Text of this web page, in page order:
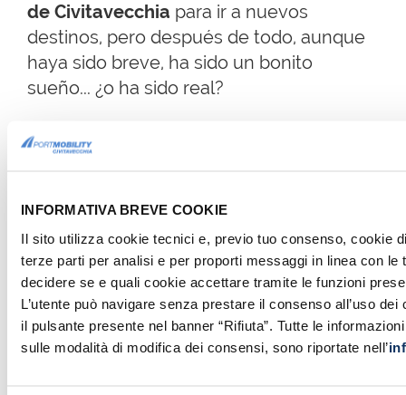
INFORMATIVA BREVE COOKIE
Il sito utilizza cookie tecnici e, previo tuo consenso, cookie
terze parti per analisi e per proporti messaggi in linea con le
decidere se e quali cookie accettare tramite le funzioni
L’utente può navigare senza prestare il consenso all’uso
il pulsante presente nel banner “Rifiuta”. Tutte le
sulle modalità di modifica dei consensi, sono riportate nell’
de Civitavecchia para ir a nuevos
destinos, pero después de todo, aunque
haya sido breve, ha sido un bonito
sueño... ¿o ha sido real?
Sin votos todavía